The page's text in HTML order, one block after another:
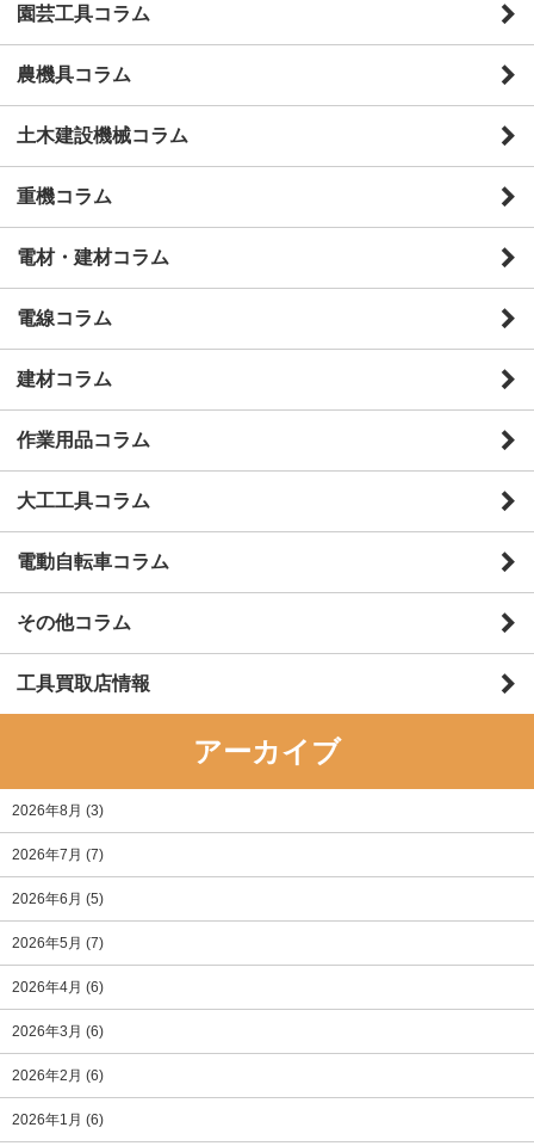
園芸工具コラム
農機具コラム
土木建設機械コラム
重機コラム
電材・建材コラム
電線コラム
建材コラム
作業用品コラム
大工工具コラム
電動自転車コラム
その他コラム
工具買取店情報
アーカイブ
2026年8月 (3)
2026年7月 (7)
2026年6月 (5)
2026年5月 (7)
2026年4月 (6)
2026年3月 (6)
2026年2月 (6)
2026年1月 (6)